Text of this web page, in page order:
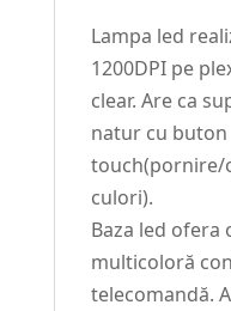
Lampa led
1200DPI pe
clear. Are ca
natur cu buton
culori).
Baza led ofera
multicoloră
telecomandă.